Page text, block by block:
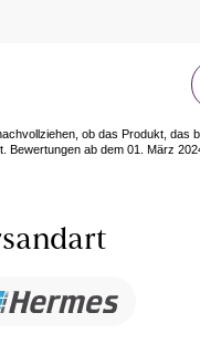
ob das Produkt, das
Bewertungen ab dem 01. März